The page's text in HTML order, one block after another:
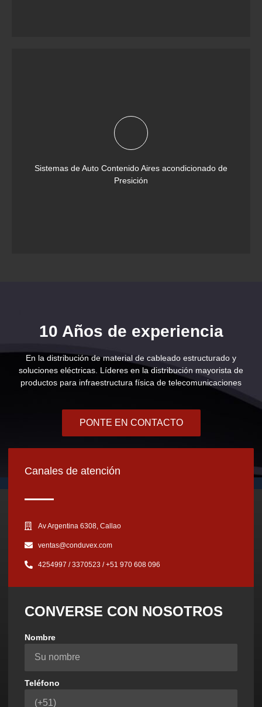
Sistemas de Auto Contenido Aires acondicionado de
Presición
10 Años de experiencia
En la distribución de material de cableado estructurado y
soluciones eléctricas. Líderes en la distribución mayorista de
productos para infraestructura física de telecomunicaciones
PONTE EN CONTACTO
Canales de atención
Av Argentina 6308, Callao
ventas@conduvex.com
4254997 / 3370523 / ‪+51 970 608 096‬
CONVERSE CON NOSOTROS
Nombre
Teléfono